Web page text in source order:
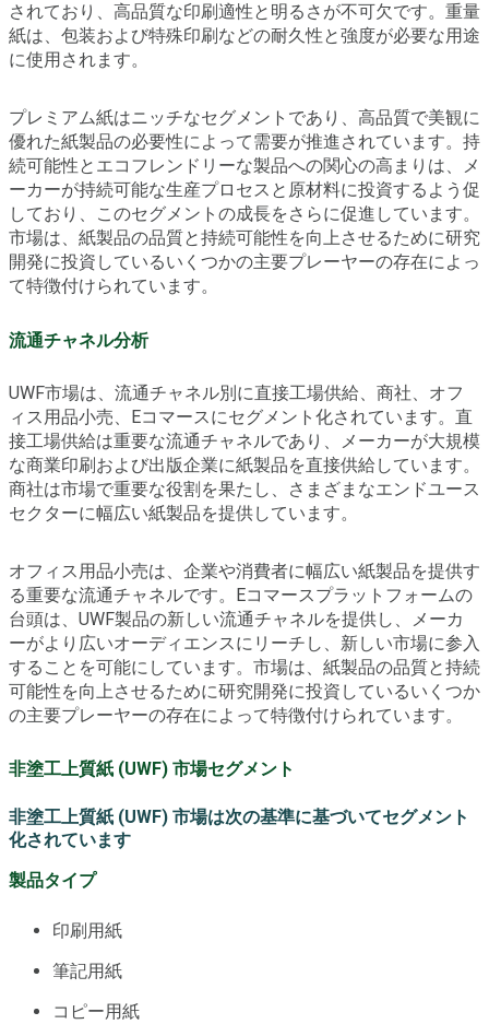
されており、高品質な印刷適性と明るさが不可欠です。重量
紙は、包装および特殊印刷などの耐久性と強度が必要な用途
に使用されます。
プレミアム紙はニッチなセグメントであり、高品質で美観に
優れた紙製品の必要性によって需要が推進されています。持
続可能性とエコフレンドリーな製品への関心の高まりは、メ
ーカーが持続可能な生産プロセスと原材料に投資するよう促
しており、このセグメントの成長をさらに促進しています。
市場は、紙製品の品質と持続可能性を向上させるために研究
開発に投資しているいくつかの主要プレーヤーの存在によっ
て特徴付けられています。
流通チャネル分析
UWF市場は、流通チャネル別に直接工場供給、商社、オフ
ィス用品小売、Eコマースにセグメント化されています。直
接工場供給は重要な流通チャネルであり、メーカーが大規模
な商業印刷および出版企業に紙製品を直接供給しています。
商社は市場で重要な役割を果たし、さまざまなエンドユース
セクターに幅広い紙製品を提供しています。
オフィス用品小売は、企業や消費者に幅広い紙製品を提供す
る重要な流通チャネルです。Eコマースプラットフォームの
台頭は、UWF製品の新しい流通チャネルを提供し、メーカ
ーがより広いオーディエンスにリーチし、新しい市場に参入
することを可能にしています。市場は、紙製品の品質と持続
可能性を向上させるために研究開発に投資しているいくつか
の主要プレーヤーの存在によって特徴付けられています。
非塗工上質紙 (UWF) 市場セグメント
非塗工上質紙 (UWF) 市場は次の基準に基づいてセグメント
化されています
製品タイプ
印刷用紙
筆記用紙
コピー用紙